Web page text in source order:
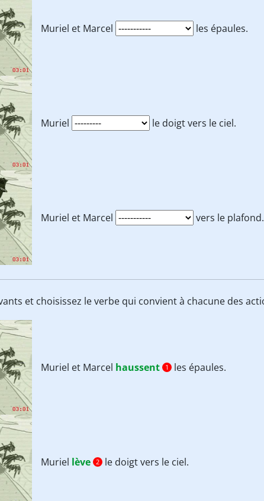
Muriel et Marcel les épaules.
Muriel le doigt vers le ciel.
Muriel et Marcel vers le plafond.
et choisissez le verbe qui convient à chacune des
Muriel et Marcel haussent 1 les épaules.
Muriel lève 2 le doigt vers le ciel.